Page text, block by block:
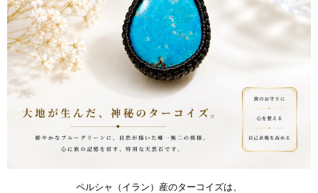
ペルシャ（イラン）産のターコイズは、